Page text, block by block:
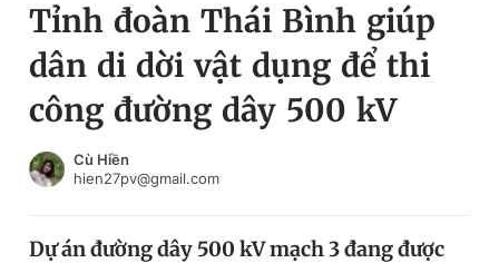
Chuyên mục
Chuyên mục khác
Chào ngày mới
Đổi mật khẩu
Tin đã lưu
Tin đã xem
Đăng xuất
Tỉnh đoàn Thái Bình giúp
dân di dời vật dụng để thi
công đường dây 500 kV
Cù Hiền
hien27pv@gmail.com
Dự án đường dây 500 kV mạch 3 đang được